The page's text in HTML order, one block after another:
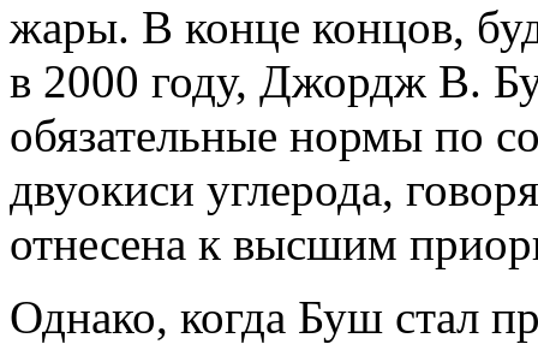
жары. В конце концов,
в 2000 году, Джордж В.
обязательные нормы по
двуокиси углерода,
отнесена к высшим
Однако, когда Буш стал